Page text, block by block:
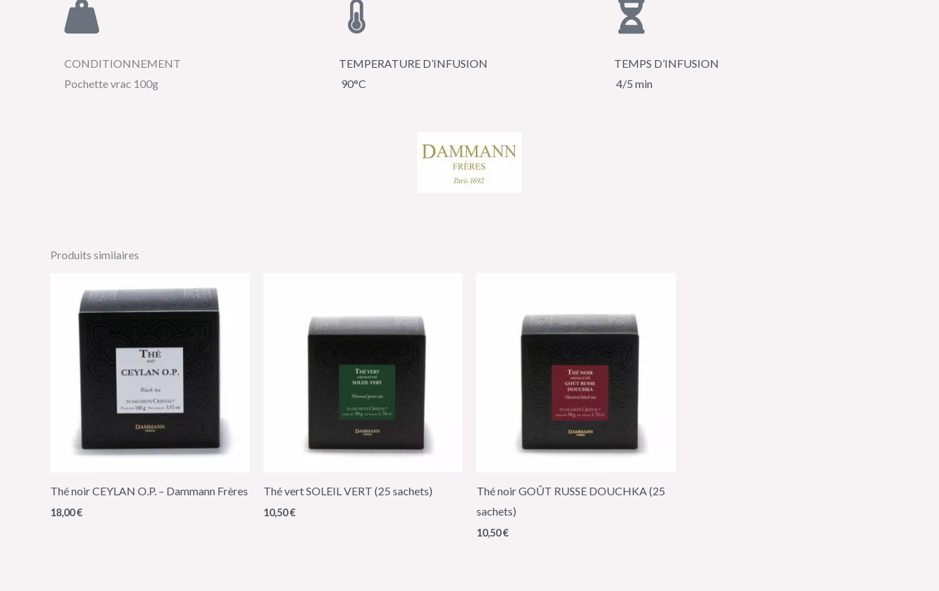
CONDITIONNEMENT
Pochette vrac 100g
TEMPERATURE D’INFUSION
90°C
TEMPS D’INFUSION
4/5 min
Produits similaires
Thé noir CEYLAN O.P. – Dammann Frères
18,00€
Thé vert SOLEIL VERT (25 sachets)
10,50€
Thé noir GOÛT RUSSE DOUCHKA (25
sachets)
10,50€